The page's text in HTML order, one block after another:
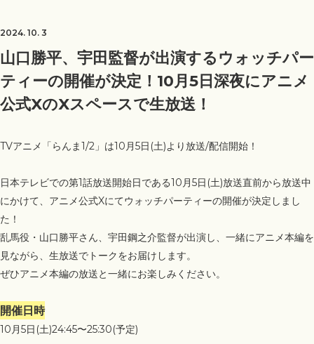
2024. 10. 3
山口勝平、宇田監督が出演するウォッチパー
ティーの開催が決定！10月5日深夜にアニメ
公式XのXスペースで生放送！
TVアニメ「らんま1/2」は10月5日(土)より放送/配信開始！
日本テレビでの第1話放送開始日である10月5日(土)放送直前から放送中
にかけて、アニメ公式Xにてウォッチパーティーの開催が決定しまし
た！
乱馬役・山口勝平さん、宇田鋼之介監督が出演し、一緒にアニメ本編を
見ながら、生放送でトークをお届けします。
ぜひアニメ本編の放送と一緒にお楽しみください。
開催日時
10月5日(土)24:45〜25:30(予定)